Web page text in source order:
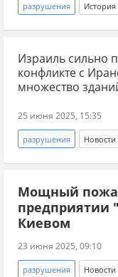
разрушения История
Великобритания
Вторая мировая война
бомбардировка
Израиль сильно
конфликте с
множество
25 июня 2025, 15:35
разрушения Новости
США Дональд
Биньямин Нетаньяху
война
Мощный
предприятии
Киевом
23 июня 2025, 09:10
разрушения Новости